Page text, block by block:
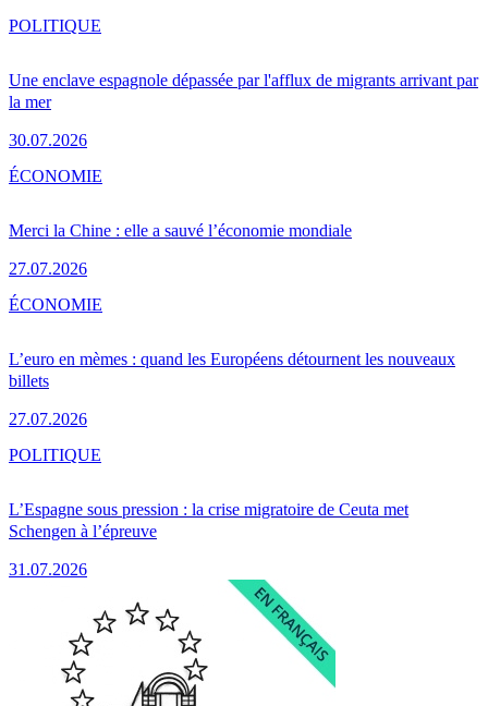
Une enclave espagnole dépassée par l'afflux de migrants arrivant par
la mer
30.07.2026
POLITIQUE
Merci la Chine : elle a sauvé l’économie mondiale
27.07.2026
ÉCONOMIE
L’euro en mèmes : quand les Européens détournent les nouveaux
billets
27.07.2026
ÉCONOMIE
L’Espagne sous pression : la crise migratoire de Ceuta met
Schengen à l’épreuve
31.07.2026
POLITIQUE